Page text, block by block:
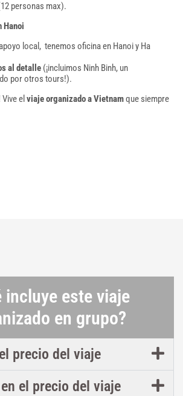
personas max).
Hanoi
local, tenemos oficina en Hanoi y Ha
al detalle (¡incluimos Ninh Binh, un
por otros tours!).
Vive el viaje organizado a Vietnamque siempre
incluye este viaje
en grupo?
precio del viaje
el precio del viaje